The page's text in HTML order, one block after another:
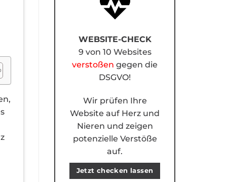
WEBSITE-CHECK
9 von 10 Websites
verstoßen gegen die
DSGVO!
Wir prüfen Ihre
Website auf Herz und
Nieren und zeigen
potenzielle Verstöße
auf.
Jetzt checken lassen